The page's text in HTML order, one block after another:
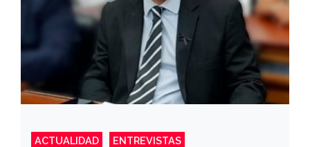
ACTUALIDAD ENTREVISTAS